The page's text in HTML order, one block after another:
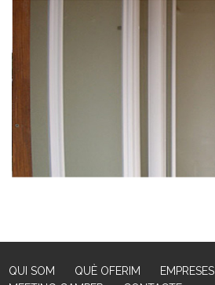
QUI SOM QUÈ OFERIM EMPRESES